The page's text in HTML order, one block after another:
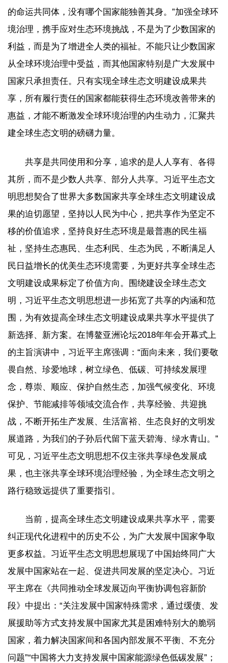
的命运共同体，没有哪个国家能独善其身。”加强全球环
境治理，携手应对生态环境挑战，不是为了少数国家的
利益，而是为了增进全人类的福祉。不能只让少数国家
从全球环境治理中受益，而其他国家特别是广大发展中
国家只承担责任。只有实现全球生态文明建设成果共
享，所有履行责任的国家都能获得生态环境改善带来的
惠益，才能不断激发全球环境治理的内生动力，汇聚共
建全球生态文明的磅礴力量。
共享是共同使用和分享，追求的是人人享有、各得
其所，而不是少数人共享、部分人共享。习近平生态文
明思想契合了世界大多数国家共享全球生态文明建设成
果的迫切愿望，坚持以人民为中心，把共享作为坚定不
移的价值追求，坚持良好生态环境是最普惠的民生福
祉，坚持生态惠民、生态利民、生态为民，不断满足人
民日益增长的优美生态环境需要，为更好共享全球生态
文明建设成果标定了价值方向。围绕建设全球生态文
明，习近平生态文明思想进一步拓宽了共享的内涵和范
围，为有效提高全球生态文明建设成果共享水平提供了
新选择、新方案。在博鳌亚洲论坛2018年年会开幕式上
的主旨演讲中，习近平主席强调：“面向未来，我们要敬
畏自然、珍爱地球，树立绿色、低碳、可持续发展理
念，尊崇、顺应、保护自然生态，加强气候变化、环境
保护、节能减排等领域交流合作，共享经验、共迎挑
战，不断开拓生产发展、生活富裕、生态良好的文明发
展道路，为我们的子孙后代留下蓝天碧海、绿水青山。”
可见，习近平生态文明思想不仅主张共享绿色发展成
果，也主张共享全球环境治理经验，为全球生态文明之
路行稳致远提供了重要指引。
当前，提高全球生态文明建设成果共享水平，需要
纠正现代化进程中的历史不公，为广大发展中国家争取
更多权益。习近平生态文明思想展现了中国始终同广大
发展中国家站在一起、促进共同发展的坚定决心。习近
平主席在《共同推动全球发展迈向平衡协调包容新阶
段》中提出：“关注发展中国家特殊需求，通过缓债、发
展援助等方式支持发展中国家尤其是困难特别大的脆弱
国家，着力解决国家间和各国内部发展不平衡、不充分
问题”“中国将大力支持发展中国家能源绿色低碳发展”；